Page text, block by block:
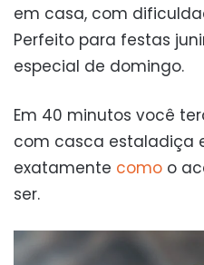
em casa, com
Perfeito para festas
especial de domingo.
Em 40 minutos você
com casca estaladiça
exatamente como o
ser.